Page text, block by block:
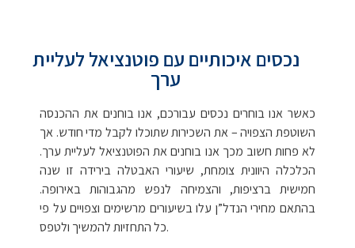
נכסים איכותיים עם פוטנציאל לעליית
ערך
כאשר אנו בוחרים נכסים עבורכם, אנו בוחנים את ההכנסה
השוטפת הצפויה – את השכירות שתוכלו לקבל מדי חודש. אך
לא פחות חשוב מכך אנו בוחנים את הפוטנציאל לעליית ערך.
הכלכלה היוונית צומחת, שיעורי האבטלה בירידה זו שנה
חמישית ברציפות, והצמיחה לנפש מהגבוהות באירופה.
בהתאם מחירי הנדל”ן עלו בשיעורים מרשימים וצפויים על פי
כל התחזיות להמשיך ולטפס.